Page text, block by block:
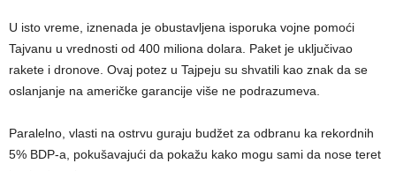
U isto vreme, iznenada je obustavljena isporuka vojne pomoći
Tajvanu u vrednosti od 400 miliona dolara. Paket je uključivao
rakete i dronove. Ovaj potez u Tajpeju su shvatili kao znak da se
oslanjanje na američke garancije više ne podrazumeva.
Paralelno, vlasti na ostrvu guraju budžet za odbranu ka rekordnih
5% BDP-a, pokušavajući da pokažu kako mogu sami da nose teret